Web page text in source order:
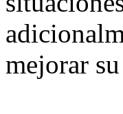
mejorar